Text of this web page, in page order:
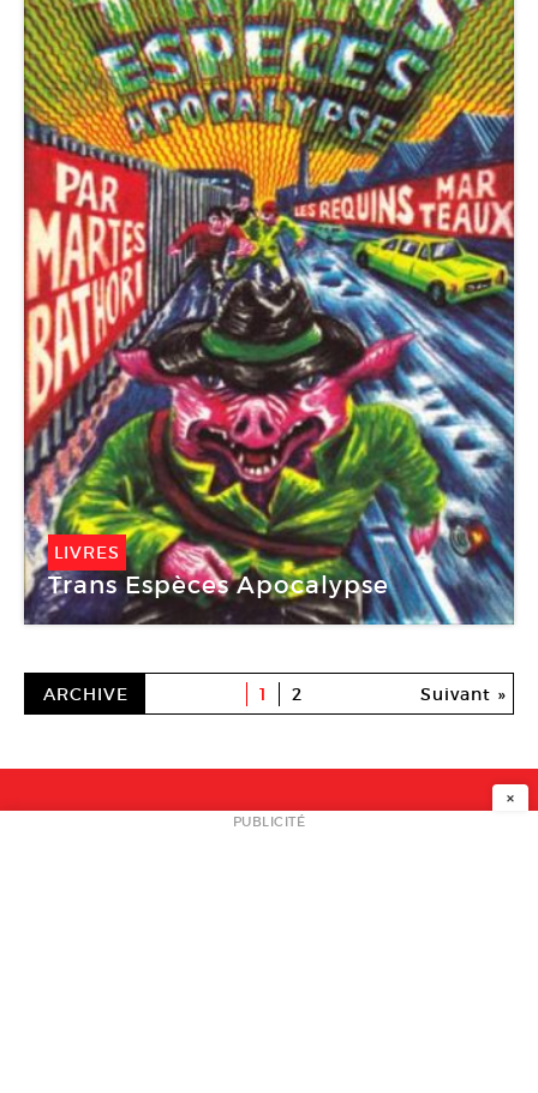
LIVRES
Trans Espèces Apocalypse
ARCHIVE 1 2 Suivant »
NEWSLETTER
×
PUBLICITÉ